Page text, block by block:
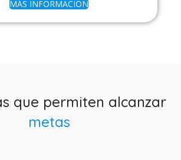
MÁS INFORMACIÓN
que permiten alcanzar
metas